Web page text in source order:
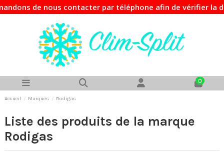
de nous contacter par téléphone afin de vérifier la
0
Accueil Marques Rodigas
Liste des produits de la marque
Rodigas